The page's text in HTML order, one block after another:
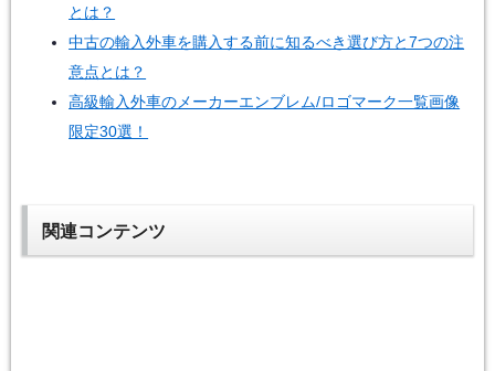
とは？
中古の輸入外車を購入する前に知るべき選び方と7つの注
意点とは？
高級輸入外車のメーカーエンブレム/ロゴマーク一覧画像
限定30選！
関連コンテンツ